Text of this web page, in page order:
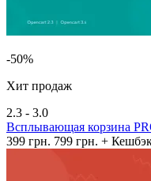
-50%
Хит продаж
2.3 - 3.0
Всплывающая корзина
399 грн. 799 грн. +